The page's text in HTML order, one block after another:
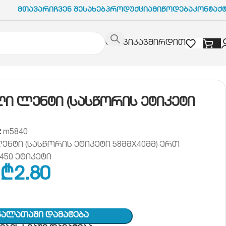
ᲛთავარიᲩვენ ᲨესახებᲞროდუქციაᲛიწოდება
დაგვიკავშირდით
ლენტი (სასწორის ეტიკეტი
m5840
(სასწორის ეტიკეტი 58მმX40მმ) ერთ
ეტიკეტი
₾2.80
Დამატება